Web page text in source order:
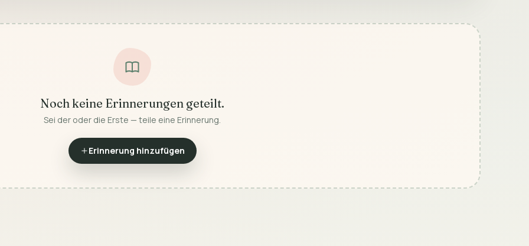
Noch keine Erinnerungen geteilt.
Sei der oder die Erste — teile eine Erinnerung.
Erinnerung hinzufügen